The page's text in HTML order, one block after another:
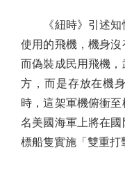
《紐時》引述知
使用的飛機，機身
而偽裝成民用飛機
方，而是存放在機
時，這架軍機俯衝
名美國海軍上將在國
標船隻實施「雙重打